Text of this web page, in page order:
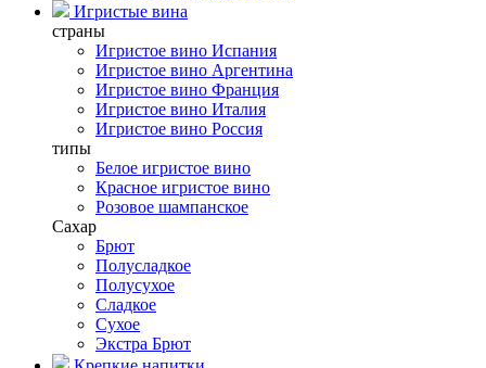
Игристые вина
страны
Игристое вино Испания
Игристое вино Аргентина
Игристое вино Франция
Игристое вино Италия
Игристое вино Россия
типы
Белое игристое вино
Красное игристое вино
Розовое шампанское
Сахар
Брют
Полусладкое
Полусухое
Сладкое
Сухое
Экстра Брют